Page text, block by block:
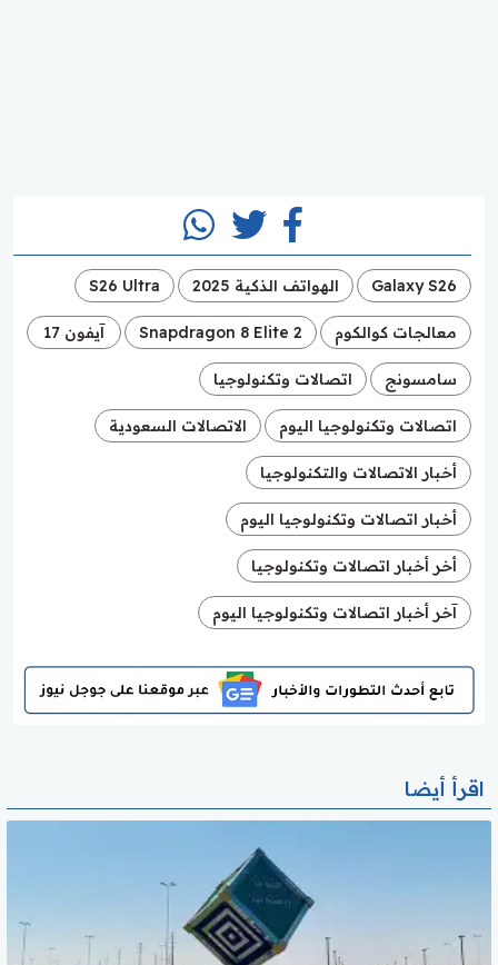
Galaxy S26 الهواتف الذكية 2025 S26 Ultra
معالجات كوالكوم Snapdragon 8 Elite 2 آيفون 17
سامسونج اتصالات وتكنولوجيا
اتصالات وتكنولوجيا اليوم الاتصالات السعودية
أخبار الاتصالات والتكنولوجيا
أخبار اتصالات وتكنولوجيا اليوم
أخر أخبار اتصالات وتكنولوجيا
آخر أخبار اتصالات وتكنولوجيا اليوم
اقرأ أيضا